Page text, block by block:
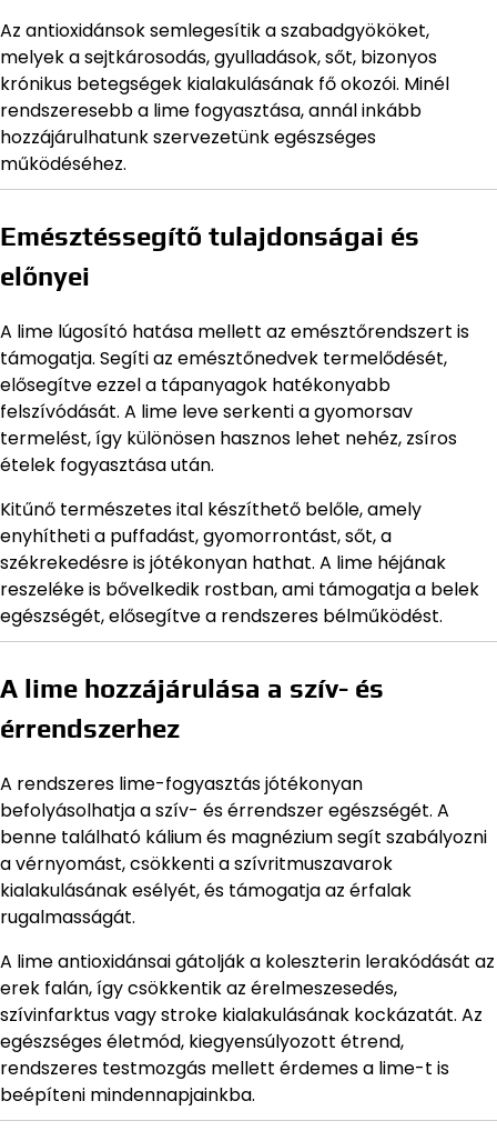
Az antioxidánsok semlegesítik a szabadgyököket,
melyek a sejtkárosodás, gyulladások, sőt, bizonyos
krónikus betegségek kialakulásának fő okozói. Minél
rendszeresebb a lime fogyasztása, annál inkább
hozzájárulhatunk szervezetünk egészséges
működéséhez.
Emésztéssegítő tulajdonságai és
előnyei
A lime lúgosító hatása mellett az emésztőrendszert is
támogatja. Segíti az emésztőnedvek termelődését,
elősegítve ezzel a tápanyagok hatékonyabb
felszívódását. A lime leve serkenti a gyomorsav
termelést, így különösen hasznos lehet nehéz, zsíros
ételek fogyasztása után.
Kitűnő természetes ital készíthető belőle, amely
enyhítheti a puffadást, gyomorrontást, sőt, a
székrekedésre is jótékonyan hathat. A lime héjának
reszeléke is bővelkedik rostban, ami támogatja a belek
egészségét, elősegítve a rendszeres bélműködést.
A lime hozzájárulása a szív- és
érrendszerhez
A rendszeres lime-fogyasztás jótékonyan
befolyásolhatja a szív- és érrendszer egészségét. A
benne található kálium és magnézium segít szabályozni
a vérnyomást, csökkenti a szívritmuszavarok
kialakulásának esélyét, és támogatja az érfalak
rugalmasságát.
A lime antioxidánsai gátolják a koleszterin lerakódását az
erek falán, így csökkentik az érelmeszesedés,
szívinfarktus vagy stroke kialakulásának kockázatát. Az
egészséges életmód, kiegyensúlyozott étrend,
rendszeres testmozgás mellett érdemes a lime-t is
beépíteni mindennapjainkba.